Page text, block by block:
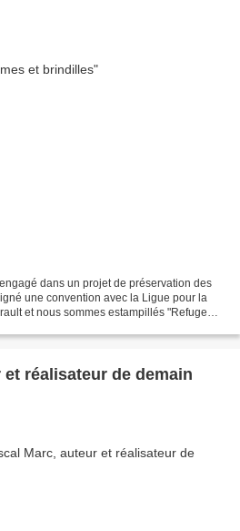
dans un projet de préservation des
une convention avec la Ligue pour la
et nous sommes estampillés "Refuge
réalisateur de demain